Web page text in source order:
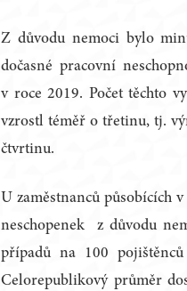
Z důvodu nemoci bylo
dočasné pracovní
v roce 2019. Počet těchto
vzrostl téměř o třetinu, tj.
čtvrtinu.
U zaměstnanců působících
neschopenek z důvodu
případů na 100
Celorepublikový průměr